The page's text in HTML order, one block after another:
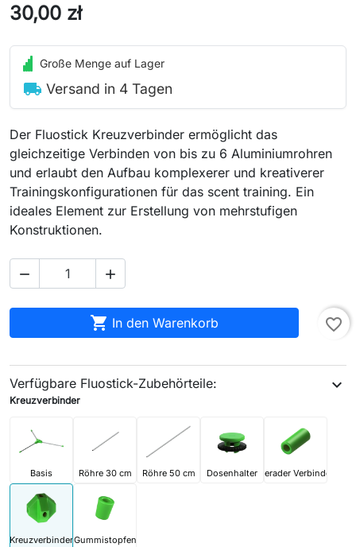
30,00 zł
Große Menge auf Lager
local_shipping Versand in 4 Tagen
Der Fluostick Kreuzverbinder ermöglicht das
gleichzeitige Verbinden von bis zu 6 Aluminiumrohren
und erlaubt den Aufbau komplexerer und kreativerer
Trainingskonfigurationen für das scent training. Ein
ideales Element zur Erstellung von mehrstufigen
Konstruktionen.
 
 In den Warenkorb favorite_border
Verfügbare Fluostick-Zubehörteile:
Kreuzverbinder
expand_more
Basis Röhre 30 cm Röhre 50 cm Dosenhalter Gerader Verbinder
KreuzverbinderGummistopfen